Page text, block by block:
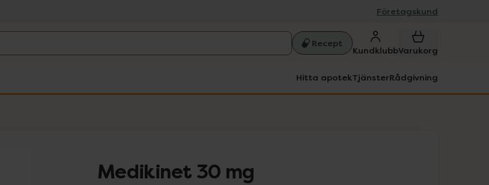
Företagskund
Recept
KundklubbVarukorg
Hitta apotekTjänsterRådgivning
Medikinet 30 mg